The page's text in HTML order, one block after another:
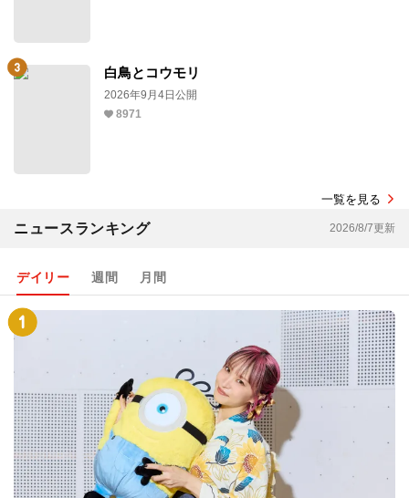
白鳥とコウモリ
2026年9月4日公開
8971
一覧を見る
ニュースランキング 2026/8/7更新
デイリー 週間 月間